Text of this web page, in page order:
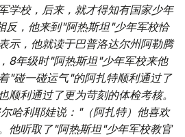
学校，后来，就才得知有国家少年
反，他来到"阿热斯坦"少年军校恰
示，他就读于巴普洛达尔州阿勒腾
8年级时"阿热斯坦"少年军校来他
"碰一碰运气"的阿扎特顺利通过了
顺利通过了更为苛刻的体检考核。
哈利耶娃说："（阿扎特）他喜欢
他听取了"阿热斯坦"少年军校教官